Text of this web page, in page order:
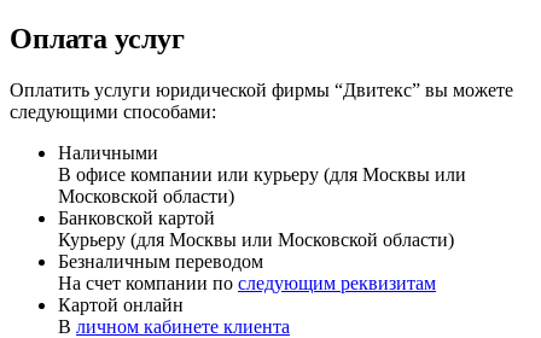
Оплата услуг
Оплатить услуги юридической фирмы “Двитекс” вы можете
следующими способами:
Наличными
В офисе компании или курьеру (для Москвы или
Московской области)
Банковской картой
Курьеру (для Москвы или Московской области)
Безналичным переводом
На счет компании по следующим реквизитам
Картой онлайн
В личном кабинете клиента